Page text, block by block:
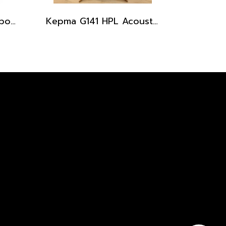
Natasha All Solid Bamboo OO Acoustic Guitar with gig bag Kepma G141 HPL Acoustic Guitar with Gig Bag